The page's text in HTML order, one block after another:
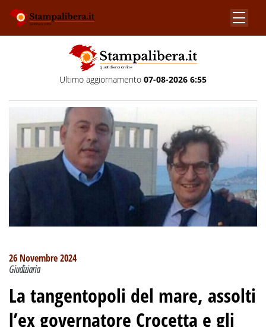
Ultimo aggiornamento 07-08-2026 6:55
26 Novembre 2024
Giudiziaria
La tangentopoli del mare, assolti
l’ex governatore Crocetta e gli